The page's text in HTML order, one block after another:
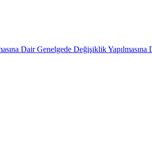
Dair Genelgede Değişiklik Yapılmasına